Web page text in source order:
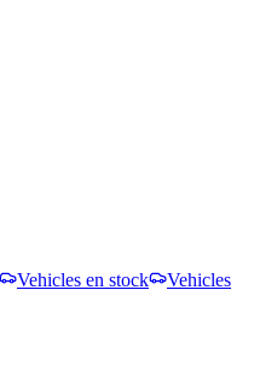
Vehicles en stock
Vehicles